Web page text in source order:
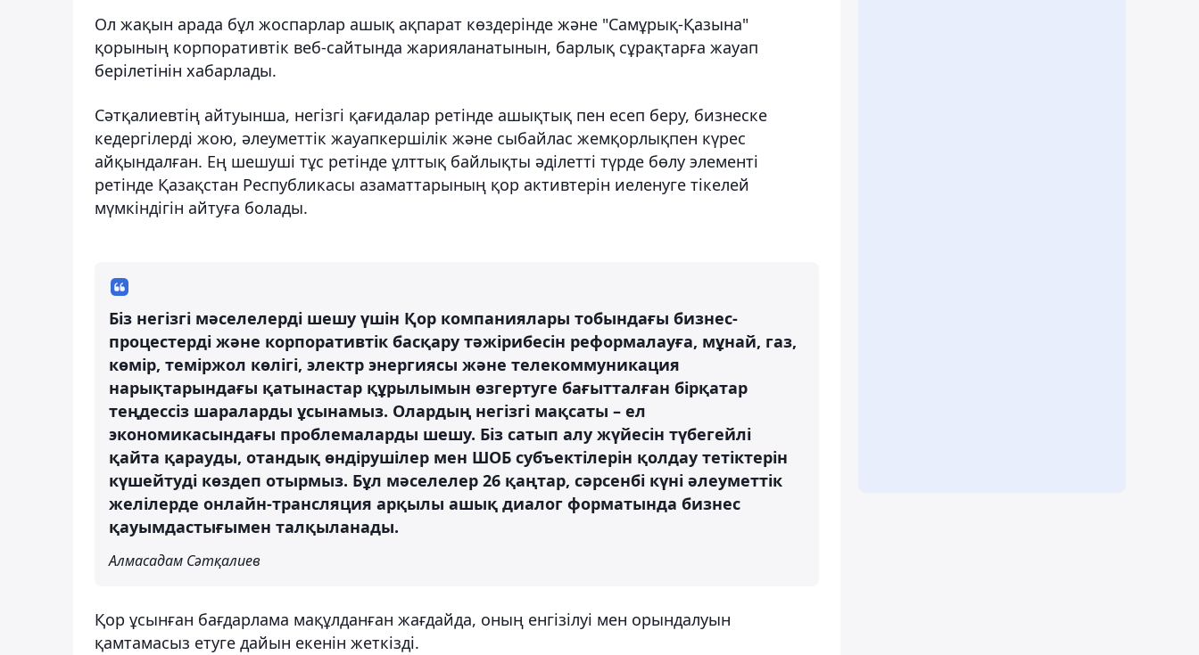
Ол жақын арада бұл жоспарлар ашық ақпарат көздерінде және "Самұрық-Қазына"
қорының корпоративтік веб-сайтында жарияланатынын, барлық сұрақтарға жауап
берілетінін хабарлады.
Сәтқалиевтің айтуынша, негізгі қағидалар ретінде ашықтық пен есеп беру, бизнеске
кедергілерді жою, әлеуметтік жауапкершілік және сыбайлас жемқорлықпен күрес
айқындалған. Ең шешуші тұс ретінде ұлттық байлықты әділетті түрде бөлу элементі
ретінде Қазақстан Республикасы азаматтарының қор активтерін иеленуге тікелей
мүмкіндігін айтуға болады.
Біз негізгі мәселелерді шешу үшін Қор компаниялары тобындағы бизнес-
процестерді және корпоративтік басқару тәжірибесін реформалауға, мұнай, газ,
көмір, теміржол көлігі, электр энергиясы және телекоммуникация
нарықтарындағы қатынастар құрылымын өзгертуге бағытталған бірқатар
теңдессіз шараларды ұсынамыз. Олардың негізгі мақсаты – ел
экономикасындағы проблемаларды шешу. Біз сатып алу жүйесін түбегейлі
қайта қарауды, отандық өндірушілер мен ШОБ субъектілерін қолдау тетіктерін
күшейтуді көздеп отырмыз. Бұл мәселелер 26 қаңтар, сәрсенбі күні әлеуметтік
желілерде онлайн-трансляция арқылы ашық диалог форматында бизнес
қауымдастығымен талқыланады.
Алмасадам Сәтқалиев
Қор ұсынған бағдарлама мақұлданған жағдайда, оның енгізілуі мен орындалуын
қамтамасыз етуге дайын екенін жеткізді.